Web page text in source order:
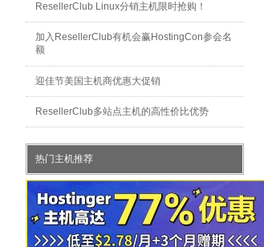
ResellerClub Linux分销主机限时抢购！
加入ResellerClub有机会赢HostingCon参会名
额
迎佳节美国主机商优惠大促销
ResellerClub多站点主机的高性价比优势
热门主机推荐